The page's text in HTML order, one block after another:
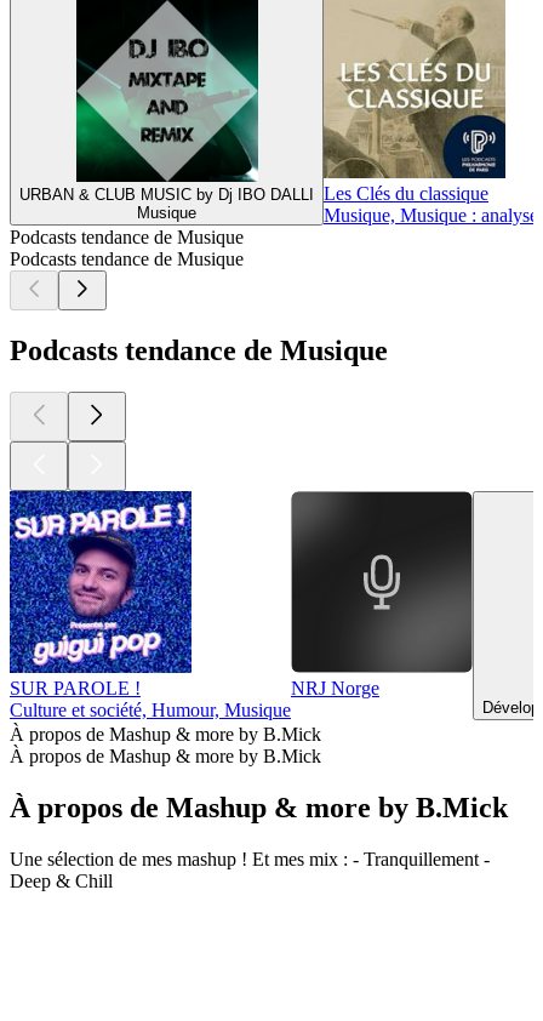
URBAN & CLUB MUSIC by Dj IBO DALLI
Musique
Les Clés du classique
Musique, Musique :
Podcasts tendance de Musique
Podcasts tendance de Musique
Podcasts tendance de Musique
SUR PAROLE !
Culture et société, Humour, Musique
NRJ Norge
À propos de Mashup & more by B.Mick
À propos de Mashup & more by B.Mick
À propos de Mashup & more by B.Mick
Une sélection de mes mashup ! Et mes mix : - Tranquillement -
Deep & Chill